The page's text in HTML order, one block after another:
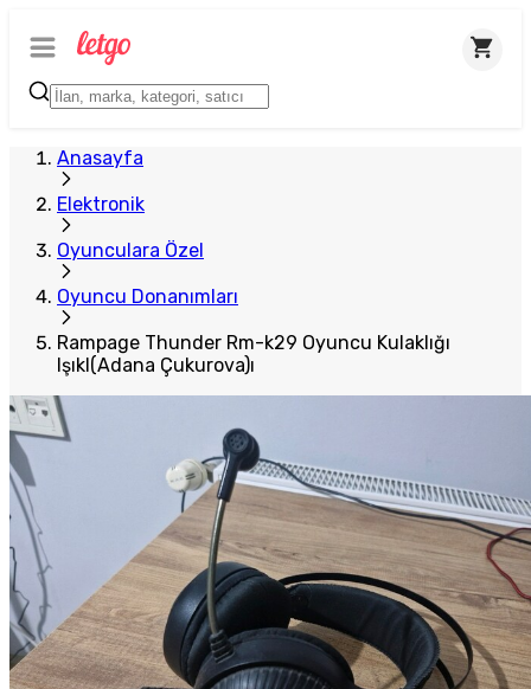
Anasayfa
Elektronik
Oyunculara Özel
Oyuncu Donanımları
Rampage Thunder Rm-k29 Oyuncu Kulaklığı
Işıkl(Adana Çukurova)ı